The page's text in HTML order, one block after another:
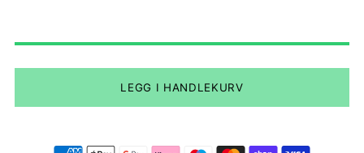
LEGG I HANDLEKURV